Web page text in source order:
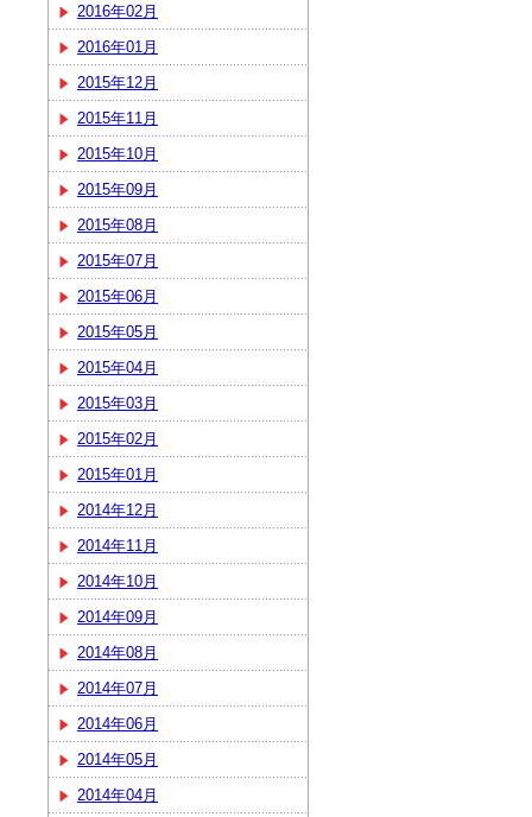
2016年02月
2016年01月
2015年12月
2015年11月
2015年10月
2015年09月
2015年08月
2015年07月
2015年06月
2015年05月
2015年04月
2015年03月
2015年02月
2015年01月
2014年12月
2014年11月
2014年10月
2014年09月
2014年08月
2014年07月
2014年06月
2014年05月
2014年04月